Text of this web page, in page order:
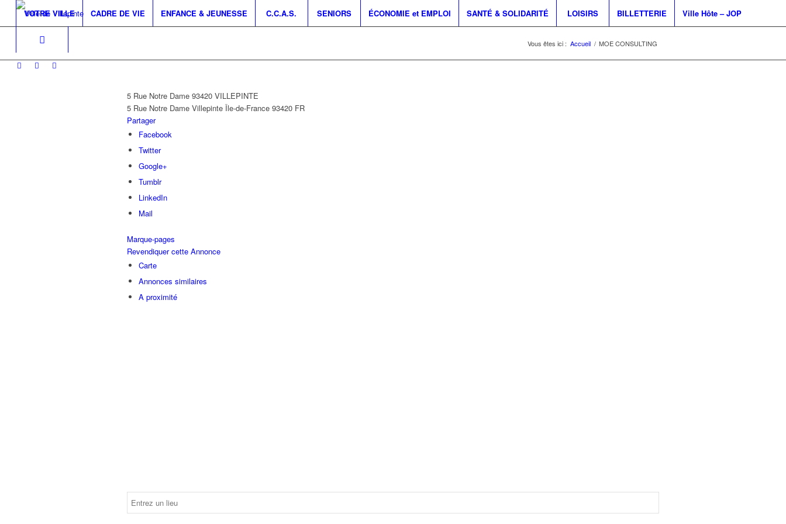
VOTRE VILLE CADRE DE VIE ENFANCE & JEUNESSE C.C.A.S. SENIORS ÉCONOMIE et EMPLOI SANTÉ & SOLIDARITÉ LOISIRS BILLETTERIE Ville Hôte – JOP
Vous êtes ici : Accueil / MOE CONSULTING
5 Rue Notre Dame 93420 VILLEPINTE
5 Rue Notre Dame Villepinte Île-de-France 93420 FR
Partager
Facebook
Twitter
Google+
Tumblr
LinkedIn
Mail
Marque-pages
Revendiquer cette Annonce
Carte
Annonces similaires
A proximité